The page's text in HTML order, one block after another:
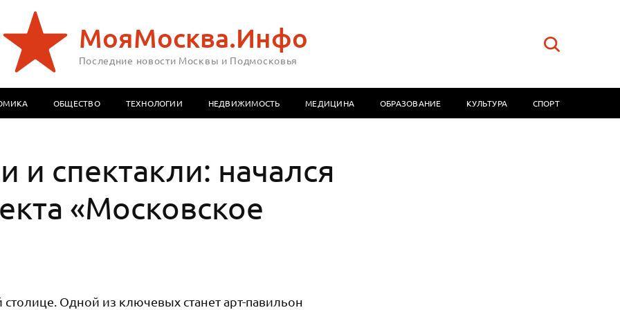
МояМосква.Инфо
Последние новости Москвы и Подмосковья
ОБЩЕСТВО ТЕХНОЛОГИИ НЕДВИЖИМОСТЬ МЕДИЦИНА ОБРАЗОВАНИЕ КУЛЬТУРА СПОРТ
и спектакли: начался
«Московское
Одной из ключевых станет арт-павильон